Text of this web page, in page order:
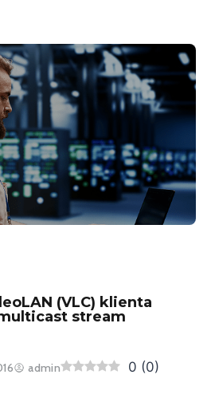
(VLC) klienta
stream
admin 0 (0)